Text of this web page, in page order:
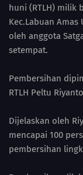
huni (RTLH) milik
Kec.Labuan
oleh anggota
setempat.
Pembersihan
RTLH Peltu
Dijelaskan oleh
mencapai 100
pembersihan